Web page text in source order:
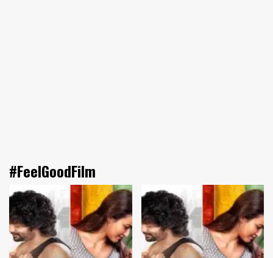
#FeelGoodFilm